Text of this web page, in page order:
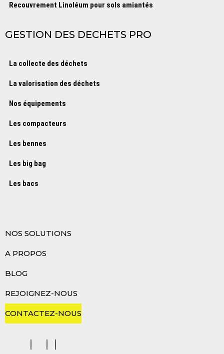
Recouvrement Linoléum pour sols amiantés
GESTION DES DECHETS PRO
La collecte des déchets
La valorisation des déchets
Nos équipements
Les compacteurs
Les bennes
Les big bag
Les bacs
NOS SOLUTIONS
A PROPOS
BLOG
REJOIGNEZ-NOUS
CONTACTEZ-NOUS